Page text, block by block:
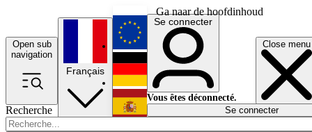
Ga naar de hoofdinhoud
Open sub
navigation
Close menu
Recherche
Français
English
Deutsch
Español
Se connecter
Vous êtes déconnecté.
Se connecter